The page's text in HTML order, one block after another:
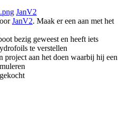
JanV2
JanV2. Maak er een aan met het
bezig geweest en heeft iets
te verstellen
project aan het doen waarbij hij een